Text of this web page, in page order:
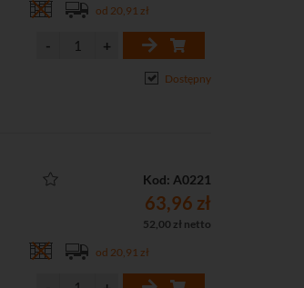
od 20,91 zł
Dostępny
Kod: A0221
63,96 zł
52,00 zł netto
od 20,91 zł